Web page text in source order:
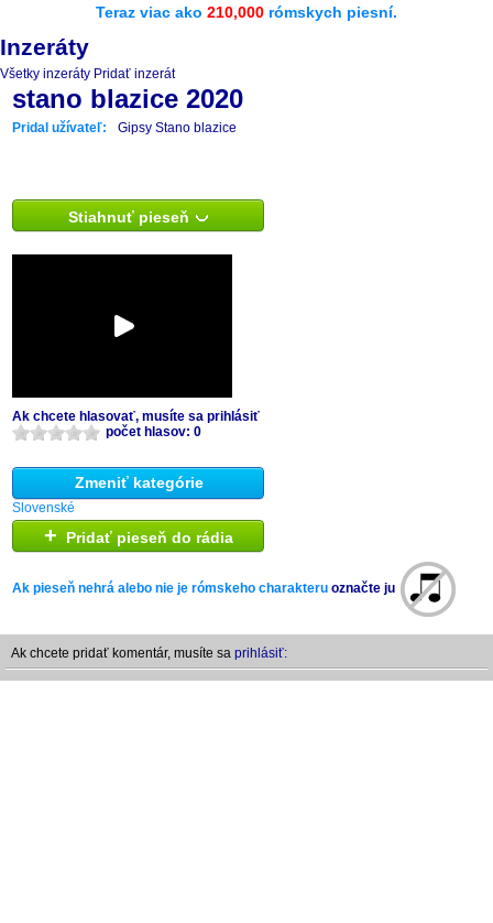
Teraz viac ako 210,000 rómskych piesní.
Inzeráty
Všetky inzeráty Pridať inzerát
stano blazice 2020
Pridal užívateľ: Gipsy Stano blazice
Stiahnuť pieseň
Ak chcete hlasovať, musíte sa prihlásiť
počet hlasov: 0
Zmeniť kategórie
Slovenské
+ Pridať pieseň do rádia
Ak pieseň nehrá alebo nie je rómskeho charakteru označte ju
Ak chcete pridať komentár, musíte sa prihlásiť: